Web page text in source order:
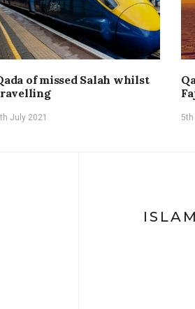
of missed Salah whilst
July 2021